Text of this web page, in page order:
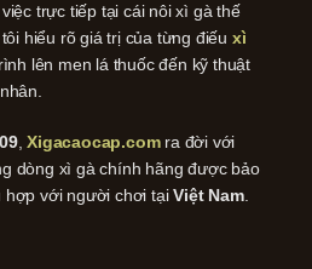
trực tiếp tại cái nôi xì gà thế
hiểu rõ giá trị của từng điếu xì
lên men lá thuốc đến kỹ thuật
,Xigacaocap.comra đời với
dòng xì gà chính hãng được bảo
hợp với người chơi tạiViệt Nam.